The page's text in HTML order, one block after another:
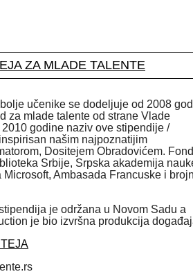
ZA MLADE TALENTE
učenike se dodeljuje od 2008
za mlade talente od strane Vlade
godine naziv ove stipendije /
našim najpoznatijim
Dositejem Obradovićem. Fond
Srbije, Srpska akademija
Microsoft, Ambasada Francuske i
je održana u Novom Sadu a
je bio izvršna produkcija